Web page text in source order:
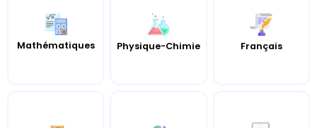
Mathématiques Physique-Chimie Français